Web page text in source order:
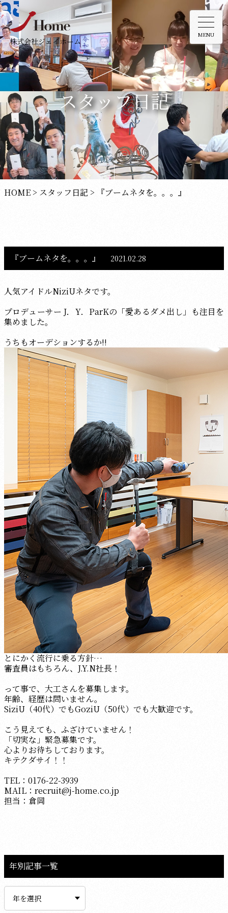
スタッフ日記
株式会社ジェイホーム
MENU
HOME > スタッフ日記 > 『ブームネタを。。。』
『ブームネタを。。。』 2021.02.28
人気アイドルNiziUネタです。
プロデューサー J．Y．ParKの「愛あるダメ出し」も注目を
集めました。
うちもオーデションするか!!
とにかく流行に乗る方針…
審査員はもちろん、J.Y.N社長！
って事で、大工さんを募集します。
年齢、経歴は問いません。
SiziU（40代）でもGoziU（50代）でも大歓迎です。
こう見えても、ふざけていません！
「切実な」緊急募集です。
心よりお待ちしております。
キテクダサイ！！
TEL：0176-22-3939
MAIL：recruit@j-home.co.jp
担当：倉岡
年別記事一覧